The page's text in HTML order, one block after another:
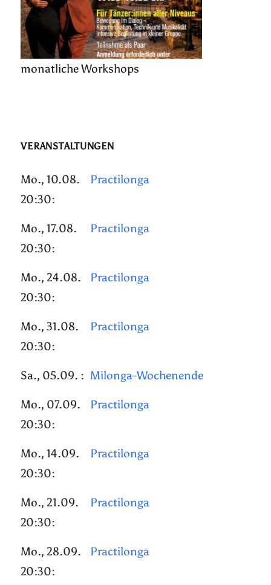
monatliche Workshops
VERANSTALTUNGEN
Mo., 10.08.
20:30:
Practilonga
Mo., 17.08.
20:30:
Practilonga
Mo., 24.08.
20:30:
Practilonga
Mo., 31.08.
20:30:
Practilonga
Sa., 05.09. : Milonga-Wochenende
Mo., 07.09.
20:30:
Practilonga
Mo., 14.09.
20:30:
Practilonga
Mo., 21.09.
20:30:
Practilonga
Mo., 28.09.
20:30:
Practilonga